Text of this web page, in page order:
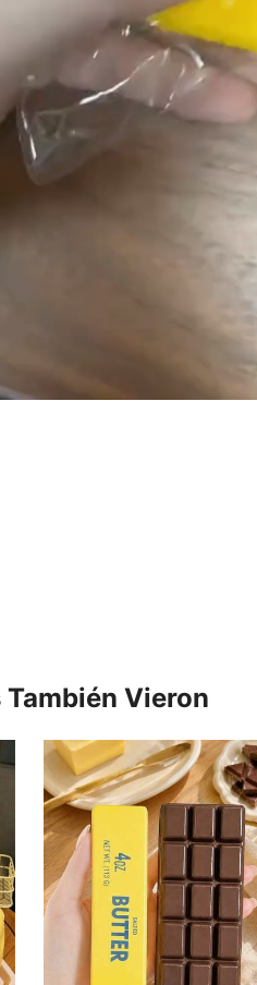
Vieron